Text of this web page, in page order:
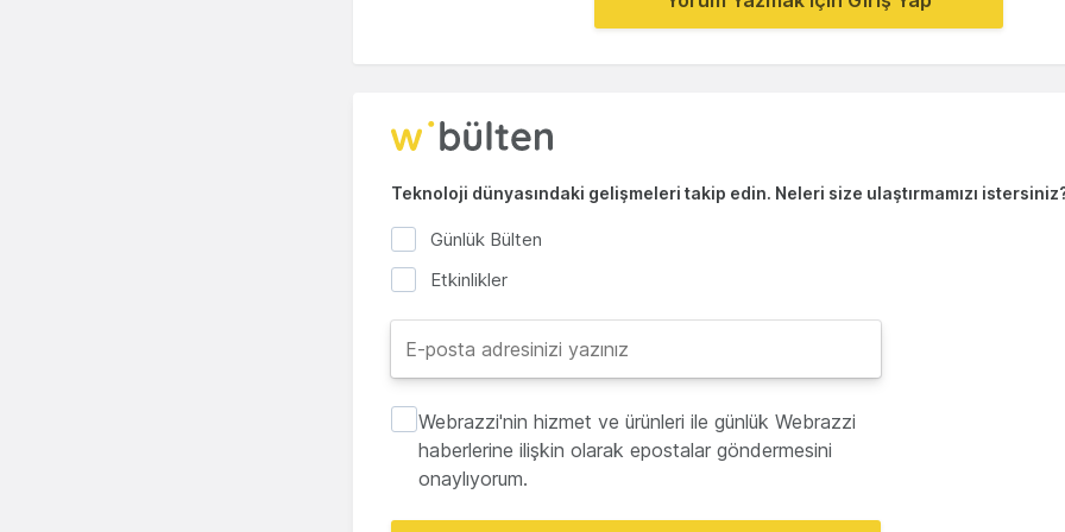
Teknoloji dünyasındaki gelişmeleri takip edin. Neleri size ulaştırmamızı
Günlük Bülten
Etkinlikler
Webrazzi'nin hizmet ve ürünleri ile günlük Webrazzi
haberlerine ilişkin olarak epostalar göndermesini
onaylıyorum.